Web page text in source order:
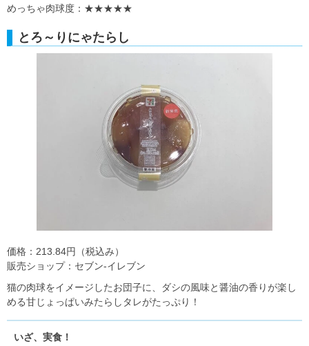
めっちゃ肉球度：★★★★★
とろ～りにゃたらし
価格：213.84円（税込み）
販売ショップ：セブン‐イレブン
猫の肉球をイメージしたお団子に、ダシの風味と醤油の香りが楽し
める甘じょっぱいみたらしタレがたっぷり！
いざ、実食！